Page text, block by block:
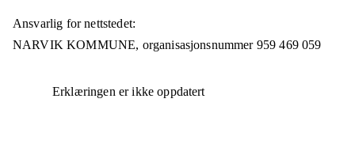
Ansvarlig for nettstedet:
NARVIK KOMMUNE, organisasjonsnummer 959 469 059
Erklæringen er ikke oppdatert